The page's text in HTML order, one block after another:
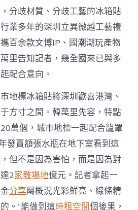
撬
動
年
夜
文
創〉
分歧材質、分歧工藝的冰箱貼
業多年的深圳立異微越工藝禮
百余款文博IP、國潮潮玩產物
里告知記者，幾全國來已與多
配合意向。
地標冰箱貼將深圳歡喜港灣、
方寸之間。韓萬里先容，特點
萬個，城市地標一起配合籠罩
發賣額張水瓶在地下室看到這
但不是因為害怕，而是因為對
2家教場地億元。記者拿起一
分享屬概況光彩鮮亮、線條精
。“能做到這時租空間個後果，